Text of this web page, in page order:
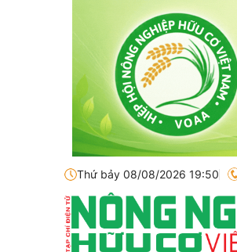
Thứ bảy 08/08/2026 19:50